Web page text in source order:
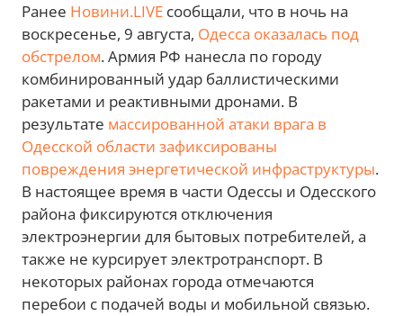
Ранее Новини.LIVE сообщали, что в ночь на
воскресенье, 9 августа, Одесса оказалась под
обстрелом. Армия РФ нанесла по городу
комбинированный удар баллистическими
ракетами и реактивными дронами. В
результате массированной атаки врага в
Одесской области зафиксированы
повреждения энергетической инфраструктуры.
В настоящее время в части Одессы и Одесского
района фиксируются отключения
электроэнергии для бытовых потребителей, а
также не курсирует электротранспорт. В
некоторых районах города отмечаются
перебои с подачей воды и мобильной связью.